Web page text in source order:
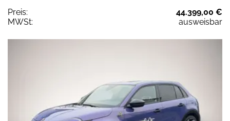
Preis:
44.399,00 €
MWSt:
ausweisbar